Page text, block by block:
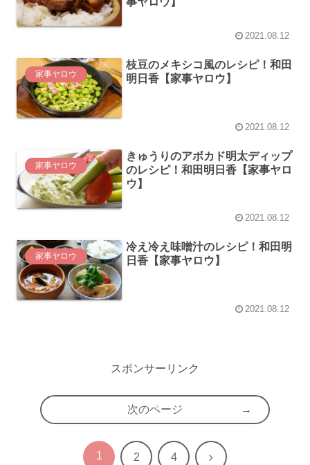
2021.08.12
家事ヤロウ
枝豆のメキシコ風のレシピ！和田
明日香【家事ヤロウ】
2021.08.12
家事ヤロウ
きゅうりのアボカド明太ディップ
のレシピ！和田明日香【家事ヤロ
ウ】
2021.08.12
家事ヤロウ
冷え冷え味噌汁のレシピ！和田明
日香【家事ヤロウ】
2021.08.12
スポンサーリンク
次のページ
1 2 4 次